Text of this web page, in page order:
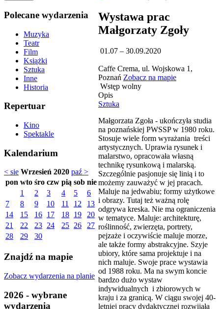
Polecane wydarzenia
Muzyka
Teatr
Film
Książki
Sztuka
Inne
Historia
Repertuar
Kino
Spektakle
Kalendarium
< sie Wrzesień 2020 paź >
pon wto śro czw pią sob nie
1
2 3 4 5
6
7
8 9 10 11 12
13
14
15 16 17 18 19
20
21
22 23 24 25 26
27
28
29 30
Znajdź na mapie
Zobacz wydarzenia na planie
2026 - wybrane
wydarzenia
Wystawa prac
Małgorzaty Zgoły
01.07 – 30.09.2020
Caffe Crema, ul. Wojskowa 1,
Poznań Zobacz na mapie
Wstęp wolny
Opis
Sztuka
Małgorzata Zgoła - ukończyła studia
na poznańskiej PWSSP w 1980 roku.
Stosuje wiele form wyrażania treści
artystycznych. Uprawia rysunek i
malarstwo, opracowała własną
technikę rysunkową i malarską.
Szczególnie pasjonuje się linią i to
możemy zauważyć w jej pracach.
Maluje na jedwabiu; formy użytkowe
i obrazy. Tutaj też ważną rolę
odgrywa kreska. Nie ma ograniczenia
w tematyce. Maluje: architekturę,
roślinność, zwierzęta, portrety,
pejzaże i oczywiście maluje morze,
ale także formy abstrakcyjne. Szyje
ubiory, które sama projektuje i na
nich maluje. Swoje prace wystawia
od 1988 roku. Ma na swym koncie
bardzo dużo wystaw
indywidualnych i zbiorowych w
kraju i za granicą. W ciągu swojej 40-
letniej pracy dydaktycznej rozwijała